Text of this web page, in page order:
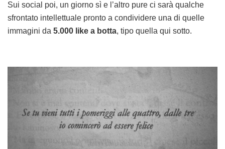
Sui social poi, un giorno sì e l’altro pure ci sarà qualche
sfrontato intellettuale pronto a condividere una di quelle
immagini da 5.000 like a botta, tipo quella qui sotto.